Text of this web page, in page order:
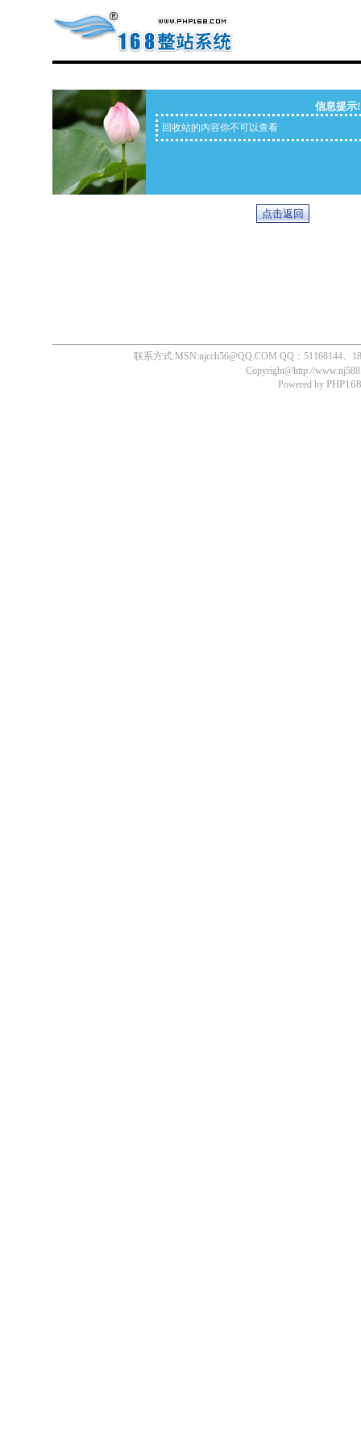
信息提示
回收站的内容你不可以查看
联系方式:MSN:njcch56@QQ.COM QQ：51168144、
Copyright@http://
Powered by